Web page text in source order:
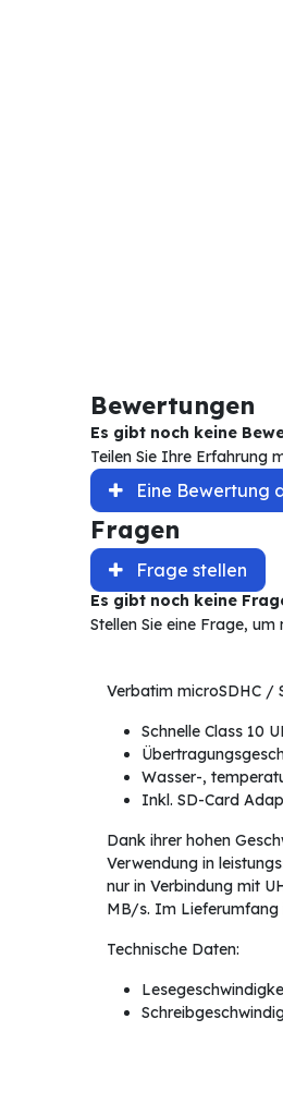
Bewertungen
Es gibt noch keine
Teilen Sie Ihre Erfahrung
Eine Bewertung
Fragen
Frage stellen
Es gibt noch keine
Stellen Sie eine Frage,
Verbatim microSDHC /
Schnelle Class 10
Wasser-,
Inkl. SD-Card
Dank ihrer hohen
Verwendung in
nur in Verbindung mit
MB/s. Im Lieferumfang
Technische Daten: